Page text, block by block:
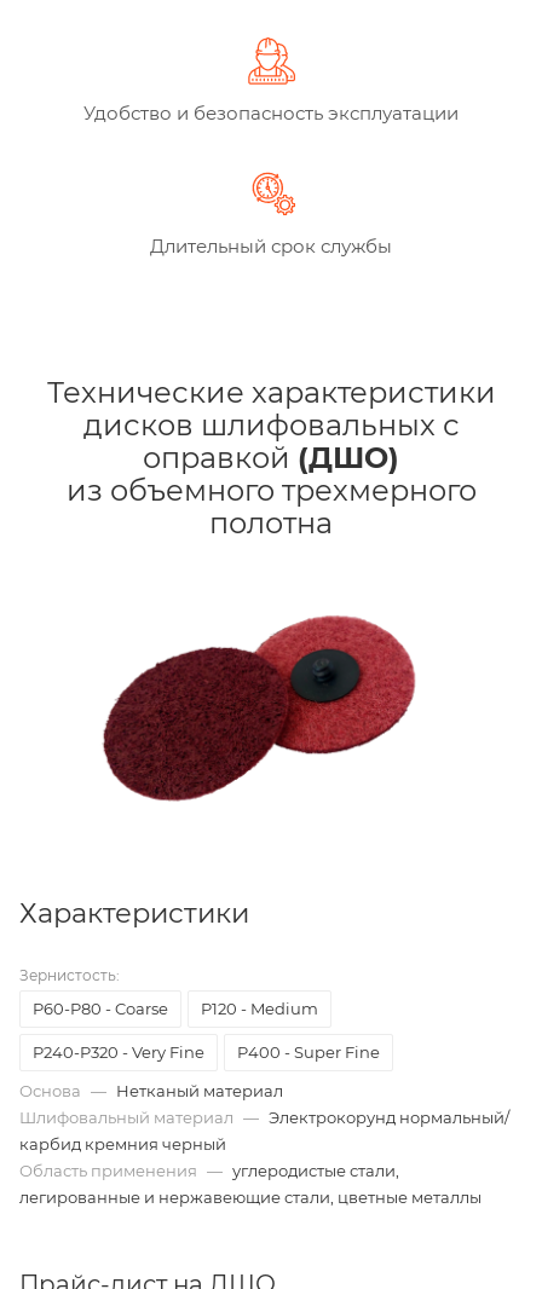
Удобство и безопасность эксплуатации
Длительный срок службы
Технические характеристики
дисков шлифовальных с
оправкой (ДШО)
из объемного трехмерного
полотна
Характеристики
Зернистость:
P60-P80 - Coarse P120 - Medium
P240-P320 - Very Fine
P400 - Super Fine
Основа — Нетканый материал
Шлифовальный материал — Электрокорунд нормальный/
карбид кремния черный
Область применения — углеродистые стали,
легированные и нержавеющие стали, цветные металлы